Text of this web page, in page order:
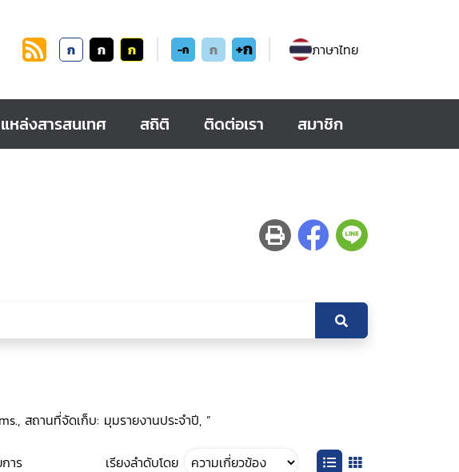
ก ก ก -ก ก +ก ภาษาไทย
แหล่งสารสนเทศ สถิติ ติดต่อเรา สมาชิก
สถานที่จัดเก็บ: มุมรายงานประจำปี, ”
าร เรียงลำดับโดย